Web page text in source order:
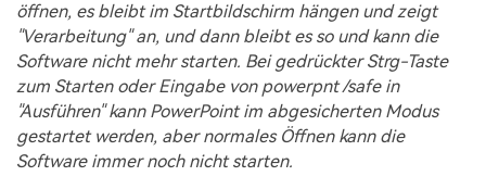
öffnen, es bleibt im Startbildschirm hängen und zeigt
"Verarbeitung" an, und dann bleibt es so und kann die
Software nicht mehr starten. Bei gedrückter Strg-Taste
zum Starten oder Eingabe von powerpnt /safe in
"Ausführen" kann PowerPoint im abgesicherten Modus
gestartet werden, aber normales Öffnen kann die
Software immer noch nicht starten.